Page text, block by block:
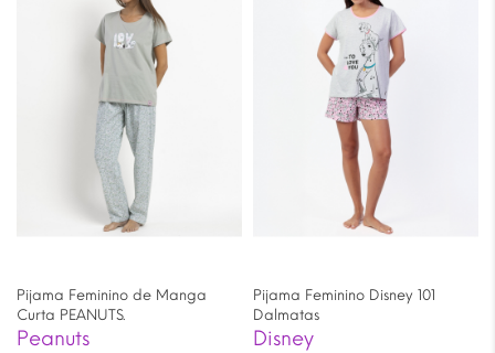
Pijama Feminino de Manga
Curta PEANUTS.
Peanuts
Pijama Feminino Disney 101
Dalmatas
Disney